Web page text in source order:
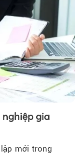
nghiệp gia
mới trong